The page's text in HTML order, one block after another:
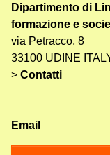
Dipartimento di
formazione e
via Petracco, 8
33100 UDINE
> Contatti
Email